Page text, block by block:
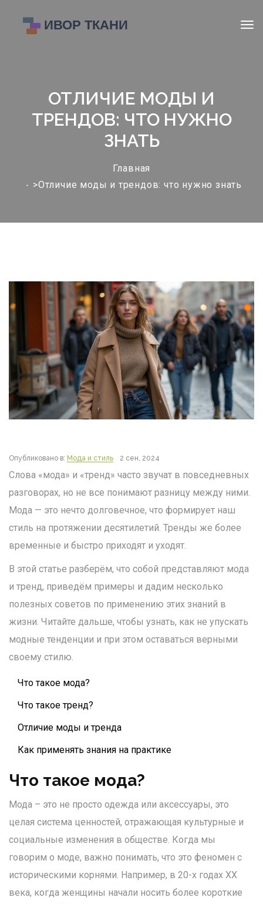
ОТЛИЧИЕ МОДЫ И
ТРЕНДОВ: ЧТО НУЖНО
ЗНАТЬ
Главная
>Отличие моды и трендов: что нужно знать
Опубликовано в: Мода и стиль 2 сен, 2024
Слова «мода» и «тренд» часто звучат в повседневных
разговорах, но не все понимают разницу между ними.
Мода — это нечто долговечное, что формирует наш
стиль на протяжении десятилетий. Тренды же более
временные и быстро приходят и уходят.
В этой статье разберём, что собой представляют мода
и тренд, приведём примеры и дадим несколько
полезных советов по применению этих знаний в
жизни. Читайте дальше, чтобы узнать, как не упускать
модные тенденции и при этом оставаться верными
своему стилю.
Что такое мода?
Что такое тренд?
Отличие моды и тренда
Как применять знания на практике
Что такое мода?
Мода – это не просто одежда или аксессуары, это
целая система ценностей, отражающая культурные и
социальные изменения в обществе. Когда мы
говорим о моде, важно понимать, что это феномен с
историческими корнями. Например, в 20-х годах ХХ
века, когда женщины начали носить более короткие